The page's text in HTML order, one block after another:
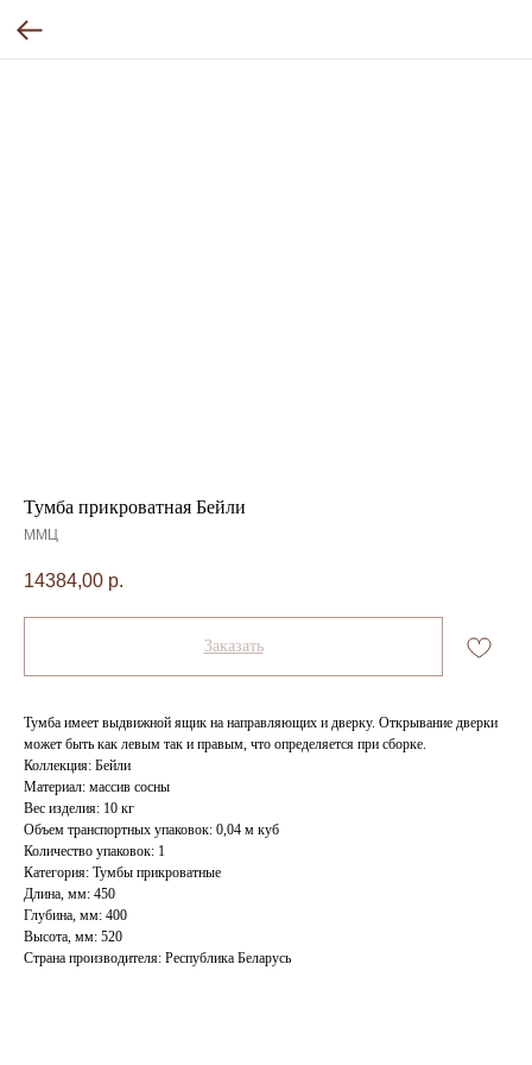
Тумба прикроватная Бейли
ММЦ
14384,00 р.
Заказать
Тумба имеет выдвижной ящик на направляющих и дверку. Открывание дверки
может быть как левым так и правым, что определяется при сборке.
Коллекция: Бейли
Материал: массив сосны
Вес изделия: 10 кг
Объем транспортных упаковок: 0,04 м куб
Количество упаковок: 1
Категория: Тумбы прикроватные
Длина, мм: 450
Глубина, мм: 400
Высота, мм: 520
Страна производителя: Республика Беларусь